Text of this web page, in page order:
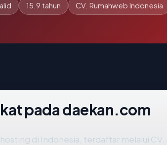
15.9 tahun CV. Rumahweb Indonesia
pada daekan.com
di Indonesia, terdaftar melalui